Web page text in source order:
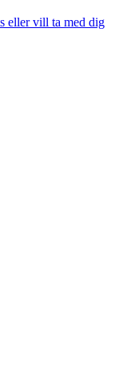
eller vill ta med dig